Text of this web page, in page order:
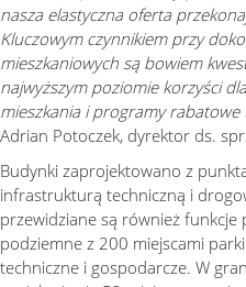
nasza elastyczna oferta
Kluczowym czynnikiem przy
mieszkaniowych są bowiem
najwyższym poziomie korzyści
mieszkania i programy
Adrian Potoczek, dyrektor ds.
Budynki zaprojektowano z
infrastrukturą techniczną i
przewidziane są również funkcje
podziemne z 200 miejscami
techniczne i gospodarcze. W